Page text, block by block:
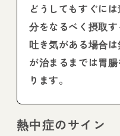
どうしてもすぐに
分をなるべく摂取す
吐き気がある場合
が治まるまでは胃
ります。
熱中症のサイン